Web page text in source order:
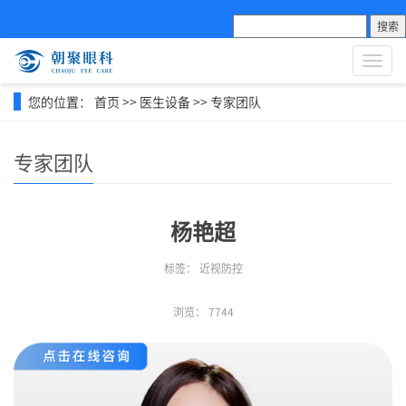
搜索
导
航
您的位置： 首页 >> 医生设备>>专家团队
专家团队
杨艳超
标签： 近视防控
浏览： 7744